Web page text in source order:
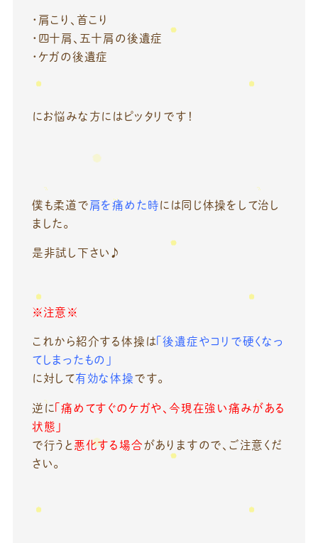
・肩こり、首こり
・四十肩、五十肩の後遺症
・ケガの後遺症
にお悩みな方にはピッタリです！
僕も柔道で 肩を痛めた時には同じ体操をして治し
ました。
是非試し下さい♪
※注意※
これから紹介する体操は 「後遺症やコリで硬くなっ
てしまったもの」
に対して有効な体操です。
逆に 「痛めてすぐのケガや、今現在強い痛みがある
状態」
で行うと 悪化する場合がありますので、ご注意くだ
さい。